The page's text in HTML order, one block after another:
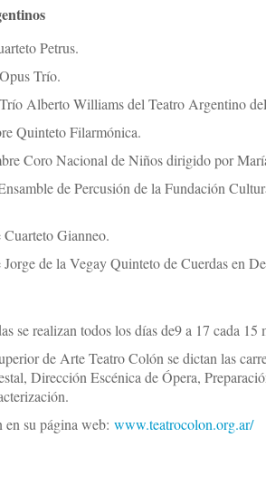
Petrus.
Trío.
Alberto Williams del Teatro Argentino
Quinteto Filarmónica.
Coro Nacional de Niños dirigido por
de Percusión de la Fundación
Gianneo.
de la Vegay Quinteto de Cuerdas en
se realizan todos los días de9 a 17 cada
de Arte Teatro Colón se dictan las
Dirección Escénica de Ópera,
su página web: www.teatrocolon.org.ar/